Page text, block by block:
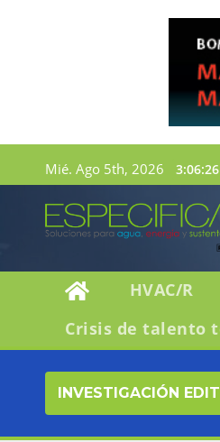
Mié. Ago 5th, 2026
HVAC/R
Crisis de talento
INVESTIGACIÓN